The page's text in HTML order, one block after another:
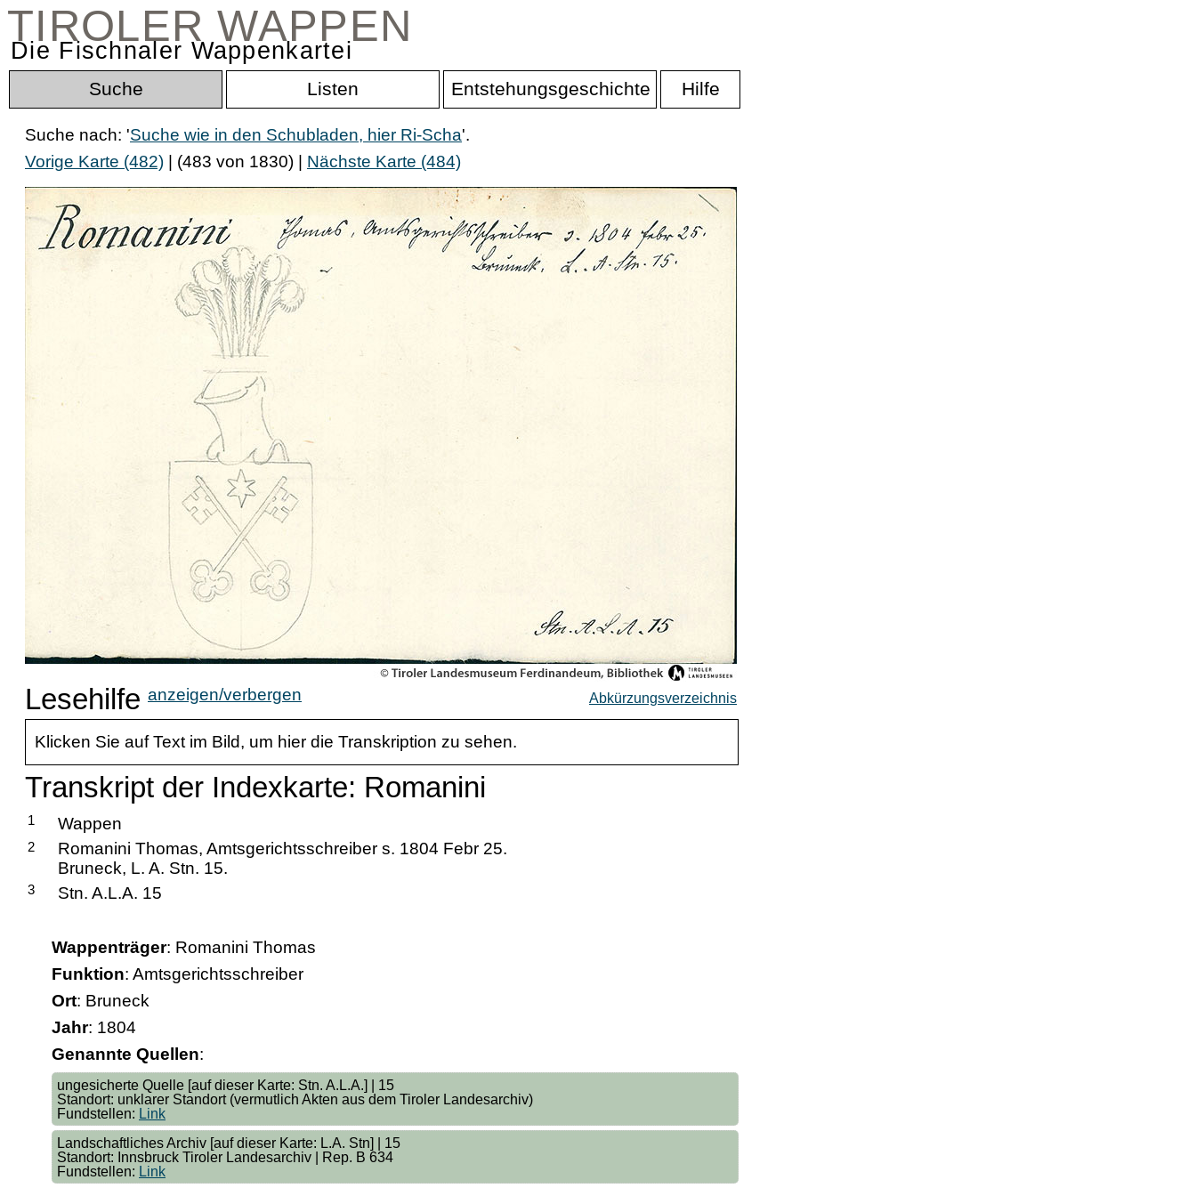
TIROLER WAPPEN
Die Fischnaler Wappenkartei
Suche Listen Entstehungsgeschichte Hilfe
Suche nach: 'Suche wie in den Schubladen, hier Ri-Scha'.
Vorige Karte (482) | (483 von 1830) | Nächste Karte (484)
Lesehilfe anzeigen/verbergen Abkürzungsverzeichnis
Klicken Sie auf Text im Bild, um hier die Transkription zu sehen.
Transkript der Indexkarte: Romanini
1 Wappen
2
Romanini Thomas, Amtsgerichtsschreiber s. 1804 Febr 25.
Bruneck, L. A. Stn. 15.
3 Stn. A.L.A. 15
Wappenträger: Romanini Thomas
Funktion: Amtsgerichtsschreiber
Ort: Bruneck
Jahr: 1804
Genannte Quellen:
ungesicherte Quelle [auf dieser Karte: Stn. A.L.A.] | 15
Standort: unklarer Standort (vermutlich Akten aus dem Tiroler Landesarchiv)
Fundstellen: Link
Landschaftliches Archiv [auf dieser Karte: L.A. Stn] | 15
Standort: Innsbruck Tiroler Landesarchiv | Rep. B 634
Fundstellen: Link